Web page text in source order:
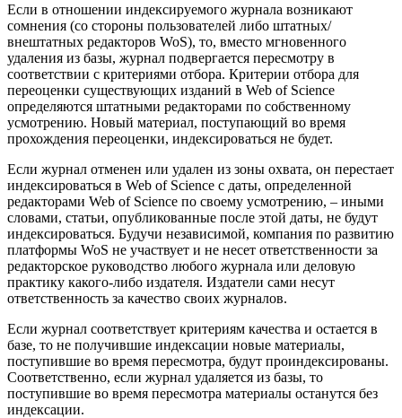
Если в отношении индексируемого журнала возникают
сомнения (со стороны пользователей либо штатных/
внештатных редакторов WoS), то, вместо мгновенного
удаления из базы, журнал подвергается пересмотру в
соответствии с критериями отбора. Критерии отбора для
переоценки существующих изданий в Web of Science
определяются штатными редакторами по собственному
усмотрению. Новый материал, поступающий во время
прохождения переоценки, индексироваться не будет.
Если журнал отменен или удален из зоны охвата, он перестает
индексироваться в Web of Science с даты, определенной
редакторами Web of Science по своему усмотрению, – иными
словами, статьи, опубликованные после этой даты, не будут
индексироваться. Будучи независимой, компания по развитию
платформы WoS не участвует и не несет ответственности за
редакторское руководство любого журнала или деловую
практику какого-либо издателя. Издатели сами несут
ответственность за качество своих журналов.
Если журнал соответствует критериям качества и остается в
базе, то не получившие индексации новые материалы,
поступившие во время пересмотра, будут проиндексированы.
Соответственно, если журнал удаляется из базы, то
поступившие во время пересмотра материалы останутся без
индексации.